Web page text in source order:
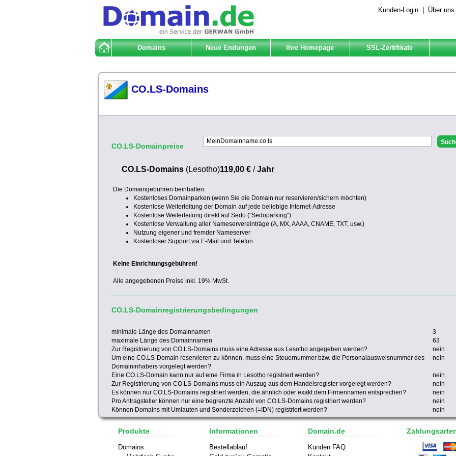
Kunden-Login Über uns
Domains Neue Endungen Ihre Homepage SSL-Zertifikate
CO.LS-Domains
CO.LS-Domainpreise
CO.LS-Domains (Lesotho)119,00 € /Jahr
Die Domaingebühren beinhalten:
Kostenloses Domainparken (wenn Sie die Domain nur reservieren/sichern möchten)
Kostenlose Weiterleitung der Domain auf jede beliebige Internet-Adresse
Kostenlose Weiterleitung direkt auf Sedo ("Sedoparking")
Kostenlose Verwaltung aller Nameservereinträge (A, MX, AAAA, CNAME, TXT, usw.)
Nutzung eigener und fremder Nameserver
Kostenloser Support via E-Mail und Telefon
Keine Einrichtungsgebühren!
Alle angegebenen Preise inkl. 19% MwSt.
CO.LS-Domainregistrierungsbedingungen
minimale Länge des Domainnamen
3
maximale Länge des Domainnamen
63
Zur Registrierung von CO.LS-Domains muss eine Adresse aus Lesotho angegeben werden?
nein
Um eine CO.LS-Domain reservieren zu können, muss eine Steuernummer bzw. die Personalausweisnummer des
Domaininhabers vorgelegt werden?
nein
Eine CO.LS-Domain kann nur auf eine Firma in Lesotho registriert werden?
nein
Zur Registrierung von CO.LS-Domains muss ein Auszug aus dem Handelsregister vorgelegt werden?
nein
Es können nur CO.LS-Domains registriert werden, die ähnlich oder exakt dem Firmennamen entsprechen?
nein
Pro Antragsteller können nur eine begrenzte Anzahl von CO.LS-Domains registriert werden?
nein
Können Domains mit Umlauten und Sonderzeichen (=IDN) registriert werden?
nein
Produkte
Domains
Informationen
Bestellablauf
Domain.de
Kunden FAQ